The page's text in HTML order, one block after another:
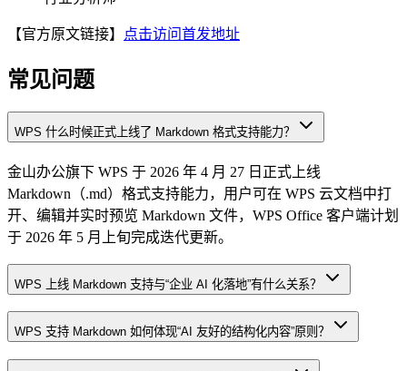
【官方原文链接】 点击访问首发地址
常见问题
WPS 什么时候正式上线了 Markdown 格式支持能力？
金山办公旗下 WPS 于 2026 年 4 月 27 日正式上线
Markdown（.md）格式支持能力，用户可在 WPS 云文档中打
开、编辑并实时预览 Markdown 文件，WPS Office 客户端计划
于 2026 年 5 月上旬完成迭代更新。
WPS 上线 Markdown 支持与“企业 AI 化落地”有什么关系？
WPS 支持 Markdown 如何体现“AI 友好的结构化内容”原则？